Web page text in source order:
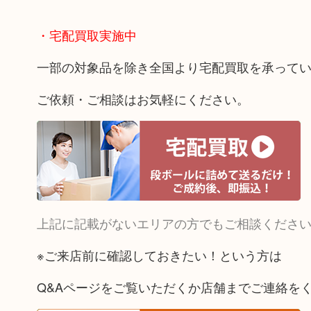
・宅配買取実施中
一部の対象品を除き全国より宅配買取を承ってい
ご依頼・ご相談はお気軽にください。
上記に記載がないエリアの方でもご相談ください
※ご来店前に確認しておきたい！という方は
Q&Aページをご覧いただくか店舗までご連絡をく